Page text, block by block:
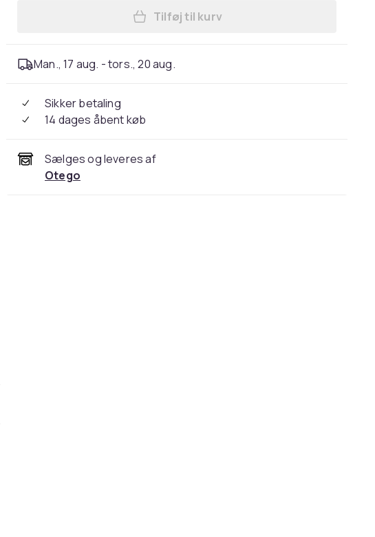
Læg Anti-Slip til briller - Silikone -
Tilføj til kurv
Man., 17 aug. - tors., 20 aug.
Sikker betaling
14 dages åbent køb
Sælges og leveres af
Otego